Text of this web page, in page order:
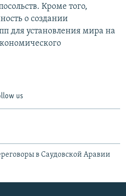
Кроме того,
о создании
для установления мира на
us
в Саудовской Аравии